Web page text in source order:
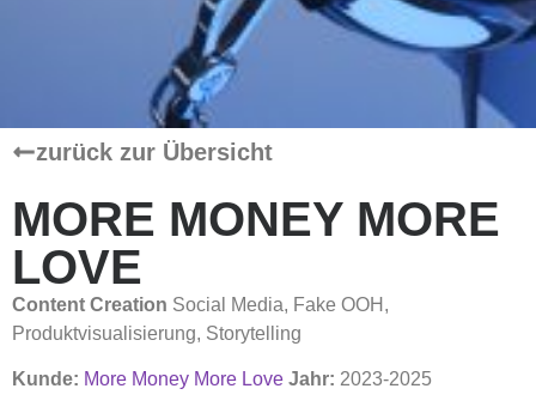
zurück zur Übersicht
MORE MONEY MORE
LOVE
Content Creation Social Media, Fake OOH,
Produktvisualisierung, Storytelling
Kunde: More Money More Love Jahr: 2023-2025